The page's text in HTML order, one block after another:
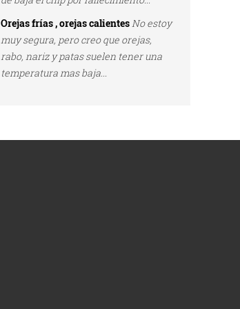
Orejas frías , orejas calientesNo estoy
muy segura, pero creo que orejas,
rabo, nariz y patas suelen tener una
temperatura mas baja...